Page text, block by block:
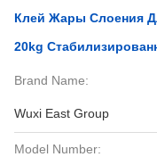
Клей Жары Слоения
20kg
Brand Name:
Wuxi East Group
Model Number: